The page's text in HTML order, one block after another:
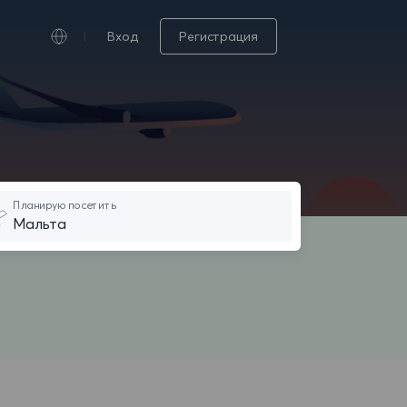
Вход Регистрация
Планирую посетить